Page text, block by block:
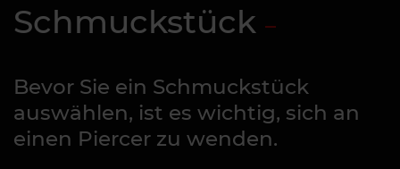
Schmuckstück
Bevor Sie ein Schmuckstück
auswählen, ist es wichtig, sich an
einen Piercer zu wenden.